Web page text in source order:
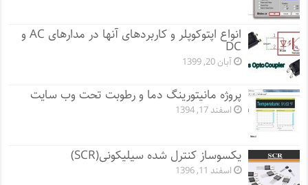
انواع اپتوکوپلر و کاربردهای آنها در مدارهای AC و
DC
آبان 20, 1399
پروژه مانيتورينگ دما و رطوبت تحت وب سایت
اسفند 17, 1394
یکسوساز کنترل شده سیلیکونی(SCR)
اسفند 11, 1396